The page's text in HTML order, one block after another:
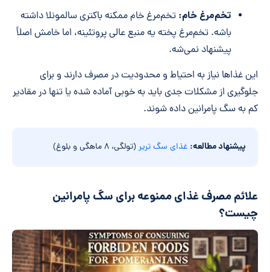
تخم‌مرغ خام: تخم‌مرغ خام ممکنه باکتری سالمونلا داشته
باشه. تخم‌مرغ پخته یه منبع عالی پروتئینه، اما خامش اصلاً
پیشنهاد نمی‌شه.
این غذاها نیاز به احتیاط و محدودیت در مصرف دارند و برای
جلوگیری از مشکلات جدی باید به خوبی آماده شده یا تنها در مقادیر
کم به سگ پامرانین داده شوند.
پیشنهاد مطالعه: غذای سگ تریر(تولگی، ۸ ماهگی و بلوغ)
علائم مصرف غذای ممنوعه برای سگ پامرانین
چیست؟